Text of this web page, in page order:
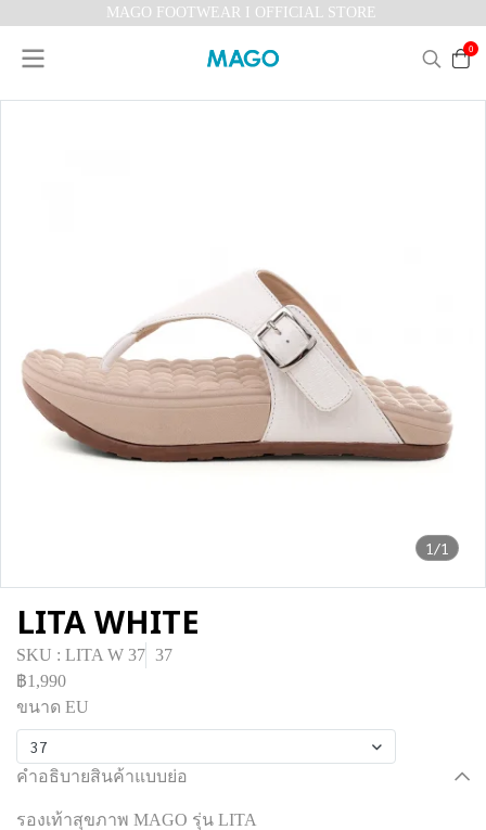
MAGO FOOTWEAR I OFFICIAL STORE
0
1/1
LITA WHITE
SKU : LITA W 37 37
฿1,990
ขนาด EU
37
คำอธิบายสินค้าแบบย่อ
รองเท้าสุขภาพ MAGO รุ่น LITA